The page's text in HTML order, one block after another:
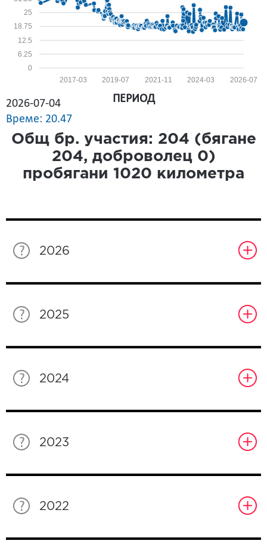
0
6.25
12.5
18.75
25
2026-07
2024-03
2021-11
2019-07
2017-03
2026-07-04
Време: 20.47
ПЕРИОД
Общ бр. участия: 204 (бягане
204, доброволец 0)
пробягани 1020 километра
2026
2025
2024
2023
2022